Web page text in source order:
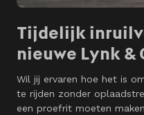
Tijdelijk
nieuwe Lynk &
Wil jij ervaren hoe het is
te rijden zonder
een proefrit moeten